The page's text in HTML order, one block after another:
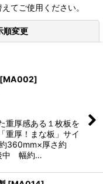
てご使用ください。
順変更
[MA002]
重厚感ある１枚板を
重厚！まな板」サイ
360mm×厚さ約
中 幅約…